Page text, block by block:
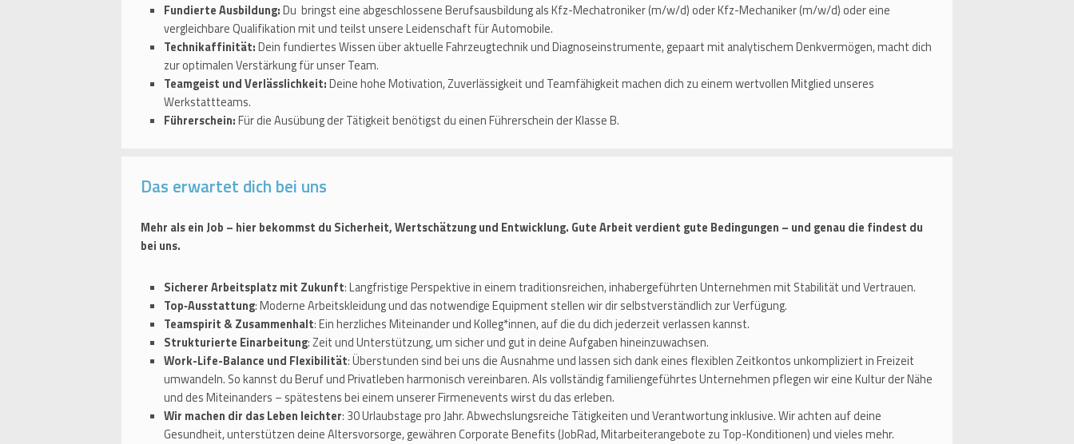
Fundierte Ausbildung:Du bringst eine abgeschlossene Berufsausbildung als Kfz-Mechatroniker (m⁠/⁠w⁠/⁠d) oder Kfz-Mechaniker (m⁠/⁠w⁠/⁠d) oder eine
vergleichbare Qualifikation mit und teilst unsere Leidenschaft für Automobile.
Technikaffinität:Dein fundiertes Wissen über aktuelle Fahrzeugtechnik und Diagnoseinstrumente, gepaart mit analytischem Denkvermögen, macht dich
zur optimalen Verstärkung für unser Team.
Teamgeist und Verlässlichkeit:Deine hohe Motivation, Zuverlässigkeit und Teamfähigkeit machen dich zu einem wertvollen Mitglied unseres
Werkstattteams.
Führerschein:Für die Ausübung der Tätigkeit benötigst du einen Führerschein der Klasse B.
Das erwartet dich bei uns
Mehr als ein Job – hier bekommst du Sicherheit, Wertschätzung und Entwicklung. Gute Arbeit verdient gute Bedingungen – und genau die findest du
bei uns.
Sicherer Arbeitsplatz mit Zukunft: Langfristige Perspektive in einem traditionsreichen, inhabergeführten Unternehmen mit Stabilität und Vertrauen.
Top‑Ausstattung: Moderne Arbeitskleidung und das notwendige Equipment stellen wir dir selbstverständlich zur Verfügung.
Teamspirit & Zusammenhalt: Ein herzliches Miteinander und Kolleg*innen, auf die du dich jederzeit verlassen kannst.
Strukturierte Einarbeitung: Zeit und Unterstützung, um sicher und gut in deine Aufgaben hineinzuwachsen.
Work-Life-Balance und Flexibilität: Überstunden sind bei uns die Ausnahme und lassen sich dank eines flexiblen Zeitkontos unkompliziert in Freizeit
umwandeln. So kannst du Beruf und Privatleben harmonisch vereinbaren. Als vollständig familiengeführtes Unternehmen pflegen wir eine Kultur der Nähe
und des Miteinanders – spätestens bei einem unserer Firmenevents wirst du das erleben.
Wir machen dir das Leben leichter: 30 Urlaubstage pro Jahr. Abwechslungsreiche Tätigkeiten und Verantwortung inklusive. Wir achten auf deine
Gesundheit, unterstützen deine Altersvorsorge, gewähren Corporate Benefits (JobRad, Mitarbeiterangebote zu Top-Konditionen) und vieles mehr.